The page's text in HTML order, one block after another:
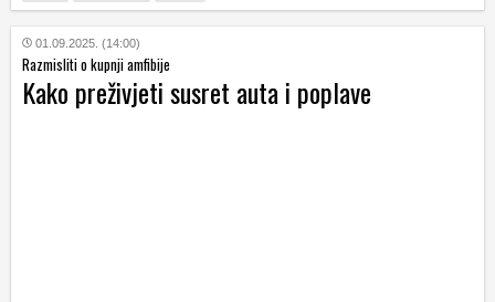
01.09.2025. (14:00)
Razmisliti o kupnji amfibije
Kako preživjeti susret auta i poplave